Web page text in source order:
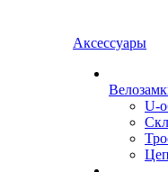
Аксессуары
U-